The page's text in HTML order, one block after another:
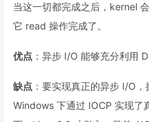
当这一切都完成之后，kernel
它 read 操作完成了。
优点 ：异步 I/O 能够充分利用
缺点 ：要实现真正的异步 I/O
Windows 下通过 IOCP 实现了